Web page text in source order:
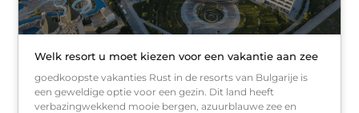
Welk resort u moet kiezen voor een vakantie aan zee
goedkoopste vakanties Rust in de resorts van Bulgarije is
een geweldige optie voor een gezin. Dit land heeft
verbazingwekkend mooie bergen, azuurblauwe zee en